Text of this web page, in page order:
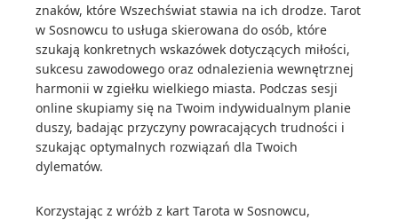
znaków, które Wszechświat stawia na ich drodze. Tarot
w Sosnowcu to usługa skierowana do osób, które
szukają konkretnych wskazówek dotyczących miłości,
sukcesu zawodowego oraz odnalezienia wewnętrznej
harmonii w zgiełku wielkiego miasta. Podczas sesji
online skupiamy się na Twoim indywidualnym planie
duszy, badając przyczyny powracających trudności i
szukając optymalnych rozwiązań dla Twoich
dylematów.
Korzystając z wróżb z kart Tarota w Sosnowcu,